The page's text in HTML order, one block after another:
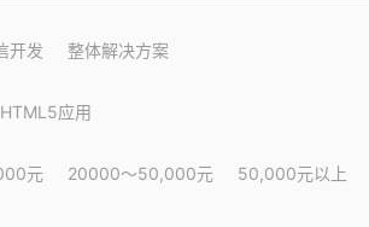
开发 整体解决方案
HTML5应用
元 20000～50,000元 50,000元以上